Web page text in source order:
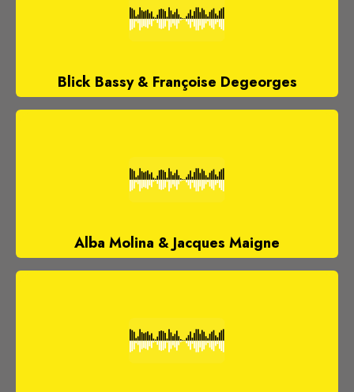
Blick Bassy & Françoise Degeorges
Alba Molina & Jacques Maigne